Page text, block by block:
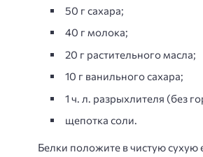
50 г сахара;
40 г молока;
20 г растительного масла;
10 г ванильного сахара;
1 ч. л. разрыхлителя (без
щепотка соли.
Белки положите в чистую сухую